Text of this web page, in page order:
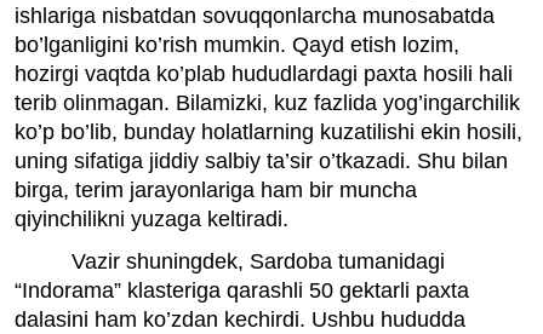
ishlariga nisbatdan sovuqqonlarcha munosabatda
bo’lganligini ko’rish mumkin. Qayd etish lozim,
hozirgi vaqtda ko’plab hududlardagi paxta hosili hali
terib olinmagan. Bilamizki, kuz fazlida yog’ingarchilik
ko’p bo’lib, bunday holatlarning kuzatilishi ekin hosili,
uning sifatiga jiddiy salbiy ta’sir o’tkazadi. Shu bilan
birga, terim jarayonlariga ham bir muncha
qiyinchilikni yuzaga keltiradi.
Vazir shuningdek, Sardoba tumanidagi
“Indorama” klasteriga qarashli 50 gektarli paxta
dalasini ham ko’zdan kechirdi. Ushbu hududda